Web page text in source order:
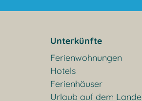
Unterkünfte
Ferienwohnungen
Hotels
Ferienhäuser
Urlaub auf dem Lande